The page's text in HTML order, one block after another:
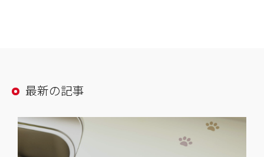
最新の記事